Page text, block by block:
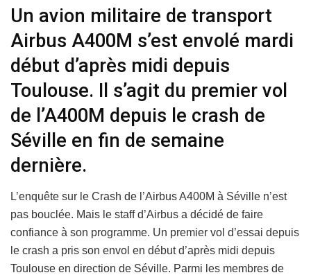
Un avion militaire de transport
Airbus A400M s’est envolé mardi
début d’après midi depuis
Toulouse. Il s’agit du premier vol
de l’A400M depuis le crash de
Séville en fin de semaine
dernière.
L’enquête sur le Crash de l’Airbus A400M à Séville n’est
pas bouclée. Mais le staff d’Airbus a décidé de faire
confiance à son programme. Un premier vol d’essai depuis
le crash a pris son envol en début d’après midi depuis
Toulouse en direction de Séville. Parmi les membres de